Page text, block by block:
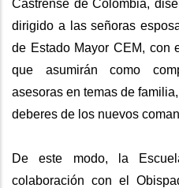
Castrense de Colombia,
dirigido a las señoras
de Estado Mayor CEM, con
que asumirán como
asesoras en temas de
deberes de los nuevos
De este modo, la
colaboración con el